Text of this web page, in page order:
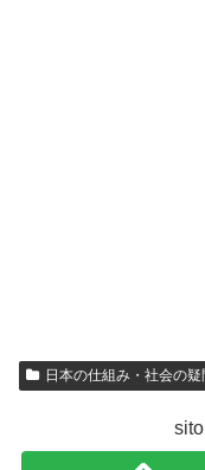
日本の仕組み・社会の疑